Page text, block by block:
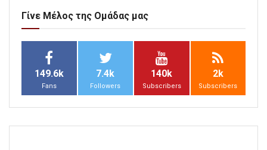
Γίνε Μέλος της Ομάδας μας
149.6k
Fans
7.4k
Followers
140k
Subscribers
2k
Subscribers